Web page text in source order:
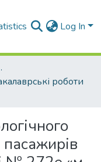
Log In
роботи